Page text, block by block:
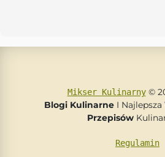
Mikser Kulinarny©
Blogi Kulinarne I Najlepsza
Przepisów
Regulamin